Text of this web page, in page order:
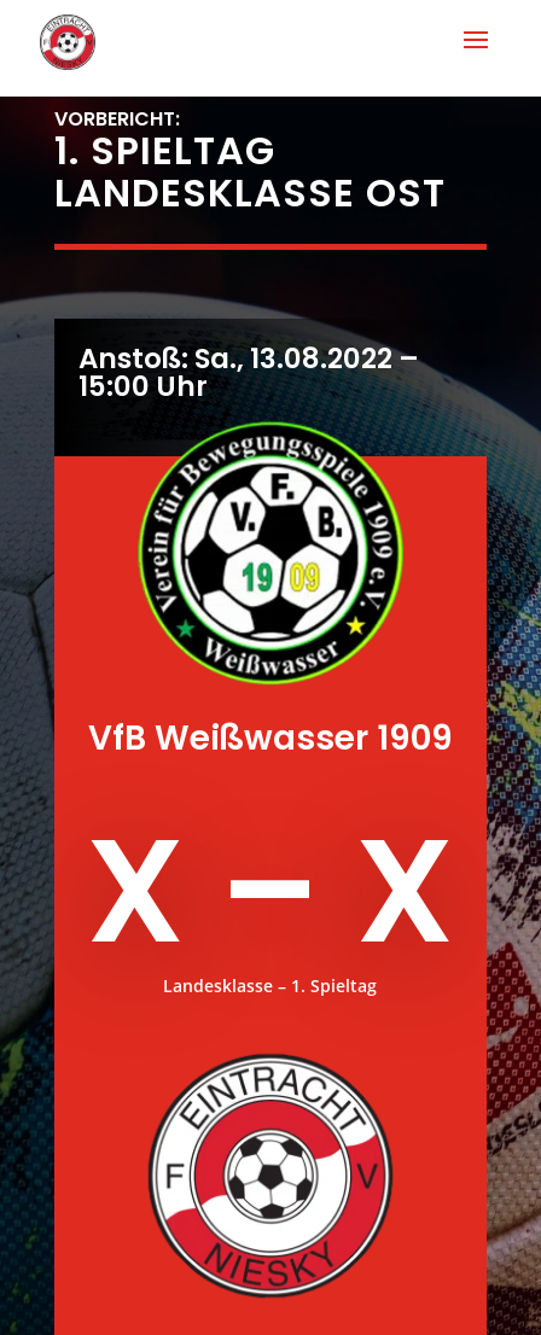
VORBERICHT:
1. SPIELTAG
LANDESKLASSE OST
Anstoß: Sa., 13.08.2022 –
15:00 Uhr
VfB Weißwasser 1909
X – X
Landesklasse – 1. Spieltag